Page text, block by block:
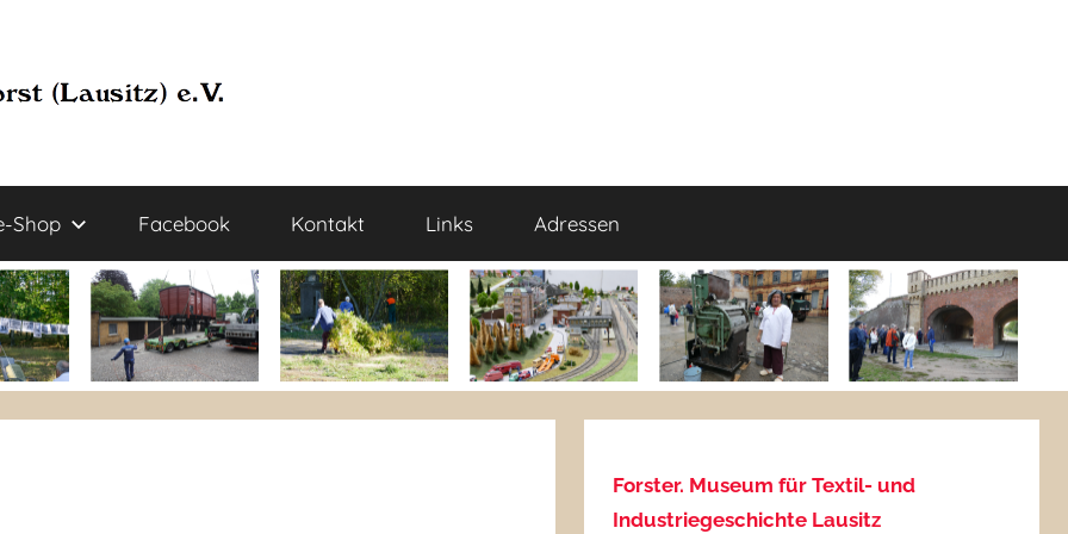
Shop Facebook Kontakt Links Adressen
Forster. Museum für Textil- und
Industriegeschichte Lausitz